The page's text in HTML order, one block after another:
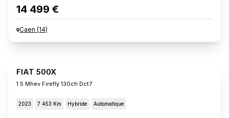
14 499 €
Caen (14)
FIAT 500X
1.5 Mhev Firefly 130ch Dct7
2023 7 453 Km Hybride Automatique